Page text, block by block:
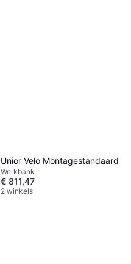
Unior Velo Montagestandaard
Werkbank
€ 811,47
2 winkels